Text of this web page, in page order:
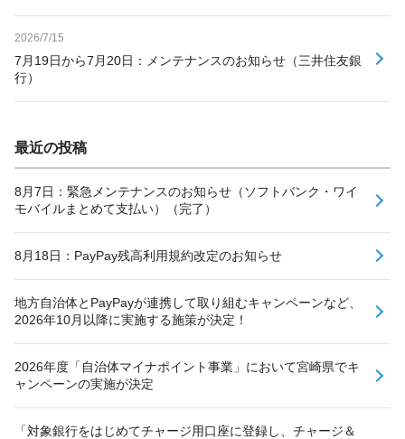
2026/7/15
7月19日から7月20日：メンテナンスのお知らせ（三井住友銀
行）
最近の投稿
8月7日：緊急メンテナンスのお知らせ（ソフトバンク・ワイ
モバイルまとめて支払い）（完了）
8月18日：PayPay残高利用規約改定のお知らせ
地方自治体とPayPayが連携して取り組むキャンペーンなど、
2026年10月以降に実施する施策が決定！
2026年度「自治体マイナポイント事業」において宮崎県でキ
ャンペーンの実施が決定
「対象銀行をはじめてチャージ用口座に登録し、チャージ＆